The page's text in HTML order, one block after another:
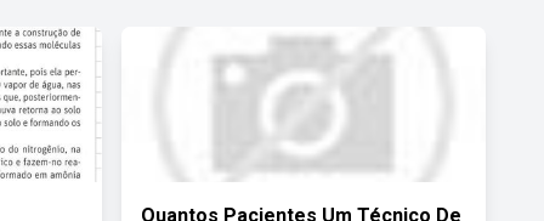
Quantos Pacientes Um Técnico De